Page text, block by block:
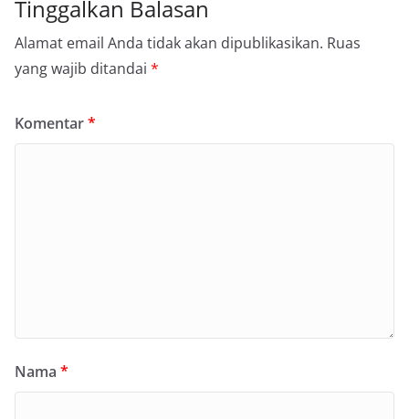
Tinggalkan Balasan
Alamat email Anda tidak akan dipublikasikan. Ruas
yang wajib ditandai *
Komentar*
Nama *